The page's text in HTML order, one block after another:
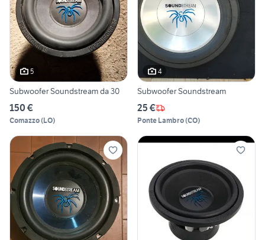
5
Subwoofer Soundstream da 30
150 €
Comazzo(LO)
4
Subwoofer Soundstream
25 €
Ponte Lambro(CO)